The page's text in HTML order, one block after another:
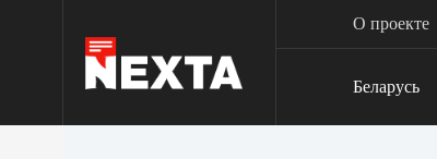
О проекте
Беларусь